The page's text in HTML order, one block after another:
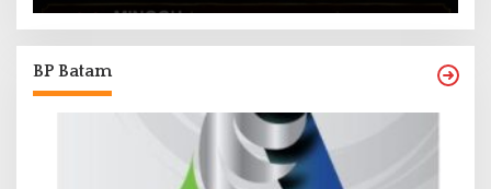
BP Batam